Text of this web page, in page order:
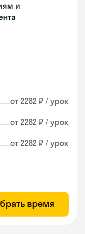
и
от 2282 ₽ / урок
от 2282 ₽ / урок
от 2282 ₽ / урок
время